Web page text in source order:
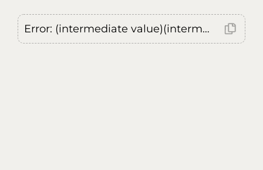
Error: (intermediate value)(intermediate value)(intermediate value).replaceAll is not a function